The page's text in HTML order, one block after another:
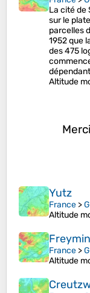
La cité
sur le
parcelles
1952 que
des 475
Altitude
Yutz
France >
Altitude
France >
Altitude